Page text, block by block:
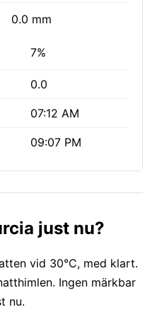
0.0 mm
7%
0.0
07:12 AM
09:07 PM
just nu?
vid 30°C, med klart.
Ingen märkbar
nu.